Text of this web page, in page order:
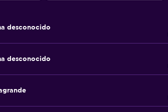
desconocido
desconocido